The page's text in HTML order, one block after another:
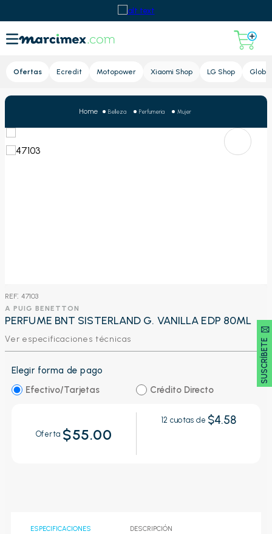
Ofertas Ecredit Motopower Xiaomi Shop LG Shop Global
SUSCRÍBETE 🖂
Belleza Perfumeria Mujer
: 47103
A PUIG BENETTON
PERFUME BNT SISTERLAND G. VANILLA EDP 80ML
Ver especificaciones técnicas
Elegir forma de pago
Efectivo/Tarjetas
Crédito Directo
Oferta $55.00
12 cuotas de $4.58
ESPECIFICACIONES DESCRIPCIÓN